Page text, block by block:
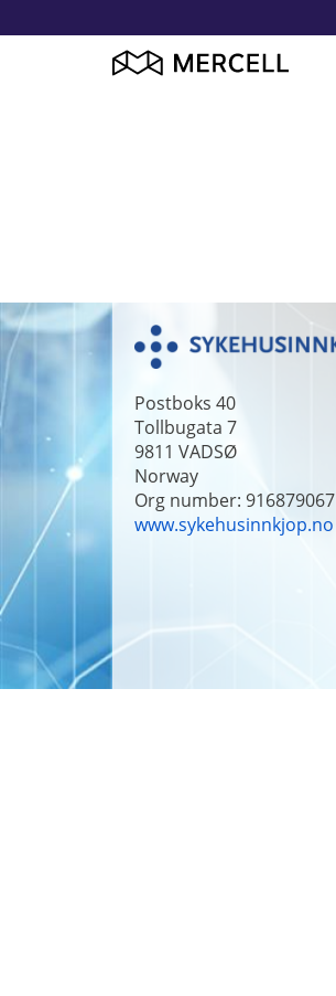
Postboks 40
Tollbugata 7
9811 VADSØ
Norway
Org number: 916879067
www.sykehusinnkjop.no